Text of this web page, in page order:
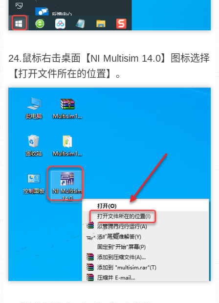
24.鼠标右击桌面【NI Multisim 14.0】图标选择
【打开文件所在的位置】。